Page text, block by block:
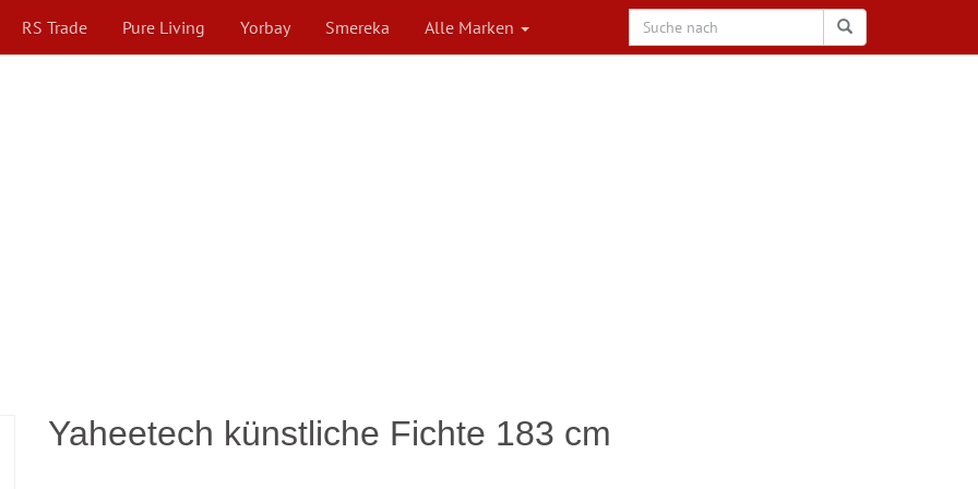
RS Trade Pure Living Yorbay Smereka Alle Marken
Yaheetech künstliche Fichte 183 cm